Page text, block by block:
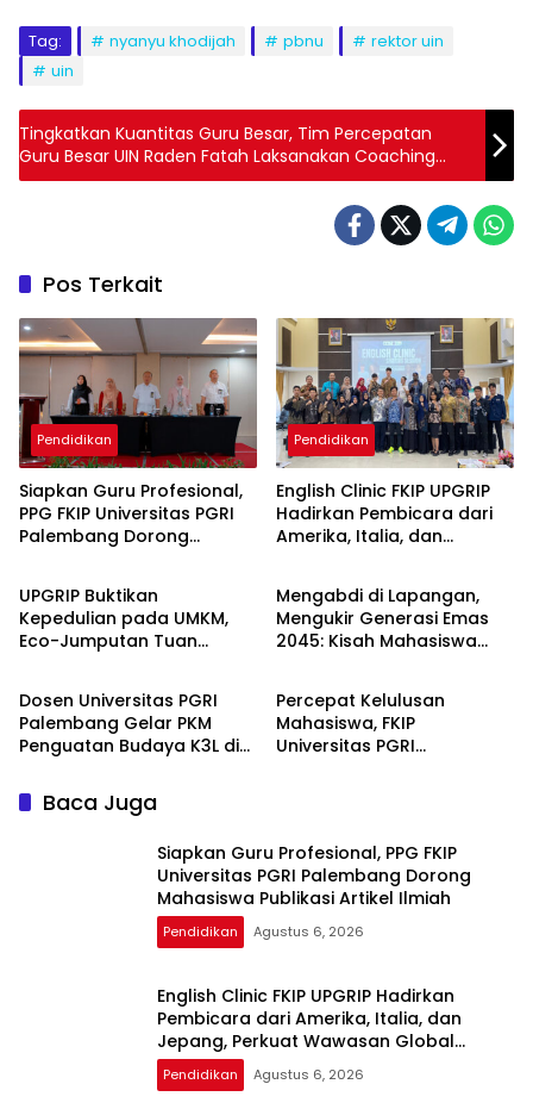
Tag: nyanyu khodijah pbnu
rektor uin
uin
Tingkatkan Kuantitas Guru Besar, Tim Percepatan
Guru Besar UIN Raden Fatah Laksanakan Coaching
Clinic Pendamping Guru Besar di Bandung
Pos Terkait
Pendidikan
Siapkan Guru Profesional,
PPG FKIP Universitas PGRI
Palembang Dorong
Pendidikan
English Clinic FKIP UPGRIP
Hadirkan Pembicara dari
Amerika, Italia, dan
Pendidikan
UPGRIP Buktikan
Kepedulian pada UMKM,
Eco-Jumputan Tuan
Mahasiswa
Pendidikan
Mengabdi di Lapangan,
Mengukir Generasi Emas
2045: Kisah Mahasiswa
Ogan Ilir
Pendidikan
Dosen Universitas PGRI
Palembang Gelar PKM
Penguatan Budaya K3L di
Pendidikan
Percepat Kelulusan
Mahasiswa, FKIP
Universitas PGRI
Baca Juga
Siapkan Guru Profesional, PPG FKIP
Universitas PGRI Palembang Dorong
Mahasiswa Publikasi Artikel Ilmiah
Pendidikan Agustus 6, 2026
English Clinic FKIP UPGRIP Hadirkan
Pembicara dari Amerika, Italia, dan
Jepang, Perkuat Wawasan Global
Mahasiswa
Pendidikan Agustus 6, 2026